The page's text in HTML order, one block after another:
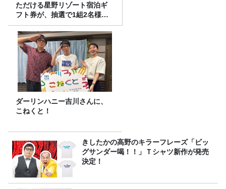
ただける星野リゾート宿泊ギ
フト券が、抽選で1組2名様に
プレゼント！
ダーリンハニー吉川さんに、
こねくと！
きしたかの高野のキラーフレーズ「ビッ
グサンダー喝！！」Ｔシャツ新作が発売
決定！